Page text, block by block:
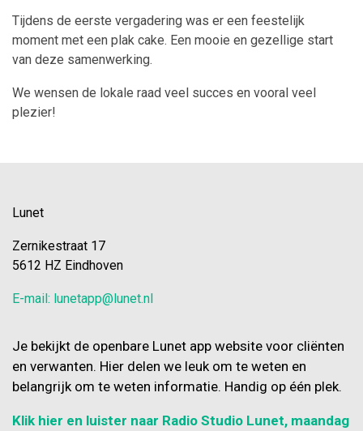
Tijdens de eerste vergadering was er een feestelijk
moment met een plak cake. Een mooie en gezellige start
van deze samenwerking.
We wensen de lokale raad veel succes en vooral veel
plezier!
Lunet
Zernikestraat 17
5612 HZ Eindhoven
E-mail: lunetapp@lunet.nl
Je bekijkt de openbare Lunet app website voor cliënten
en verwanten. Hier delen we leuk om te weten en
belangrijk om te weten informatie. Handig op één plek.
Klik hier en luister naar Radio Studio Lunet, maandag